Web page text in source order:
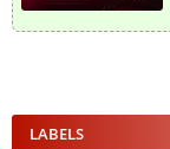
LABELS